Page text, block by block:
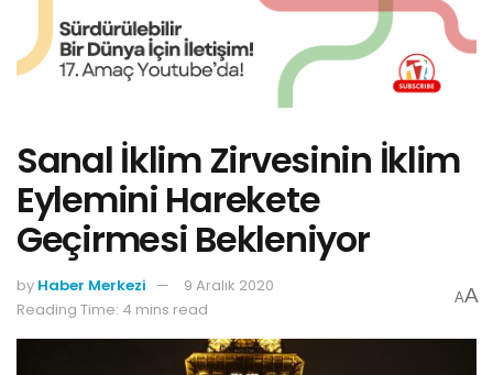
Sanal İklim Zirvesinin İklim
Eylemini Harekete
Geçirmesi Bekleniyor
by Haber Merkezi
9 Aralık 2020
Reading Time: 4 mins read
AA